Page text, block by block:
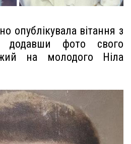
опублікувала вітання з
додавши фото свого
на молодого Ніла